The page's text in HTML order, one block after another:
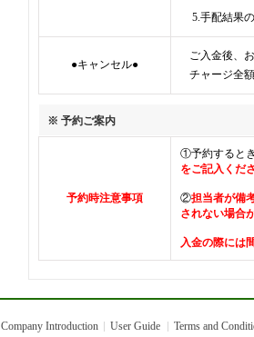
5.手配結果
●キャンセル●
ご入金後、
チャージ全
※ 予約ご案内
予約時注意事項
①予約すると
をご記入くだ
②担当者が備
されない場合
入金の際には
Company Introduction User Guide Terms and